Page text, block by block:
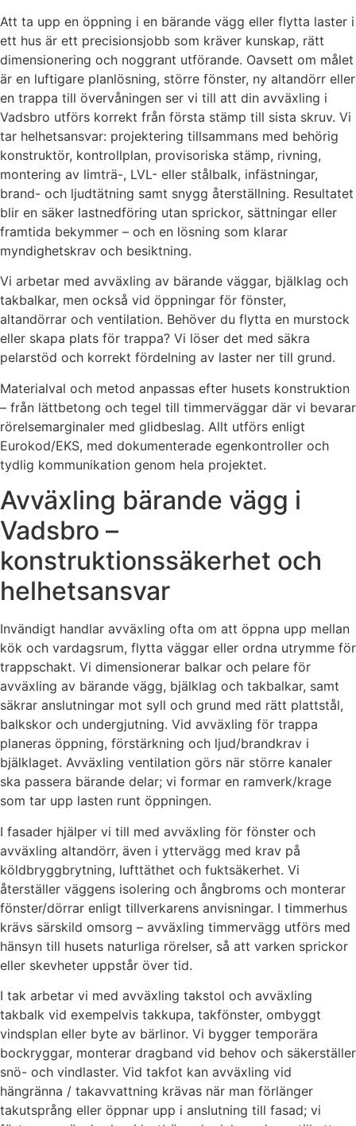
Att ta upp en öppning i en bärande vägg eller flytta laster i
ett hus är ett precisionsjobb som kräver kunskap, rätt
dimensionering och noggrant utförande. Oavsett om målet
är en luftigare planlösning, större fönster, ny altandörr eller
en trappa till övervåningen ser vi till att din avväxling i
Vadsbro utförs korrekt från första stämp till sista skruv. Vi
tar helhetsansvar: projektering tillsammans med behörig
konstruktör, kontrollplan, provisoriska stämp, rivning,
montering av limträ-, LVL- eller stålbalk, infästningar,
brand- och ljudtätning samt snygg återställning. Resultatet
blir en säker lastnedföring utan sprickor, sättningar eller
framtida bekymmer – och en lösning som klarar
myndighetskrav och besiktning.
Vi arbetar med avväxling av bärande väggar, bjälklag och
takbalkar, men också vid öppningar för fönster,
altandörrar och ventilation. Behöver du flytta en murstock
eller skapa plats för trappa? Vi löser det med säkra
pelarstöd och korrekt fördelning av laster ner till grund.
Materialval och metod anpassas efter husets konstruktion
– från lättbetong och tegel till timmerväggar där vi bevarar
rörelsemarginaler med glidbeslag. Allt utförs enligt
Eurokod/EKS, med dokumenterade egenkontroller och
tydlig kommunikation genom hela projektet.
Avväxling bärande vägg i
Vadsbro –
konstruktionssäkerhet och
helhetsansvar
Invändigt handlar avväxling ofta om att öppna upp mellan
kök och vardagsrum, flytta väggar eller ordna utrymme för
trappschakt. Vi dimensionerar balkar och pelare för
avväxling av bärande vägg, bjälklag och takbalkar, samt
säkrar anslutningar mot syll och grund med rätt plattstål,
balkskor och undergjutning. Vid avväxling för trappa
planeras öppning, förstärkning och ljud/brandkrav i
bjälklaget. Avväxling ventilation görs när större kanaler
ska passera bärande delar; vi formar en ramverk/krage
som tar upp lasten runt öppningen.
I fasader hjälper vi till med avväxling för fönster och
avväxling altandörr, även i yttervägg med krav på
köldbryggbrytning, lufttäthet och fuktsäkerhet. Vi
återställer väggens isolering och ångbroms och monterar
fönster/dörrar enligt tillverkarens anvisningar. I timmerhus
krävs särskild omsorg – avväxling timmervägg utförs med
hänsyn till husets naturliga rörelser, så att varken sprickor
eller skevheter uppstår över tid.
I tak arbetar vi med avväxling takstol och avväxling
takbalk vid exempelvis takkupa, takfönster, ombyggt
vindsplan eller byte av bärlinor. Vi bygger temporära
bockryggar, monterar dragband vid behov och säkerställer
snö- och vindlaster. Vid takfot kan avväxling vid
hängränna / takavvattning krävas när man förlänger
takutsprång eller öppnar upp i anslutning till fasad; vi